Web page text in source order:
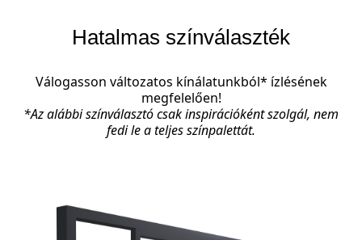
Hatalmas színválaszték
Válogasson változatos kínálatunkból* ízlésének
megfelelően!
*Az alábbi színválasztó csak inspirációként szolgál, nem
fedi le a teljes színpalettát.